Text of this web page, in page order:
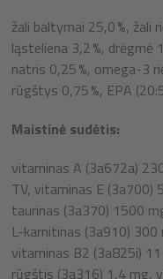
žali baltymai 25,0 %, žali
ląsteliena 3,2 %, drėgmė
natris 0,25 %, omega-3
rūgštys 0,75 %, EPA
Maistinė sudėtis:
vitaminas A (3a672a)
TV, vitaminas E (3a700)
taurinas (3a370) 1500
L-karnitinas (3a910)
vitaminas B2 (3a825i)
rūgštis (3a316) 1,4 mg,